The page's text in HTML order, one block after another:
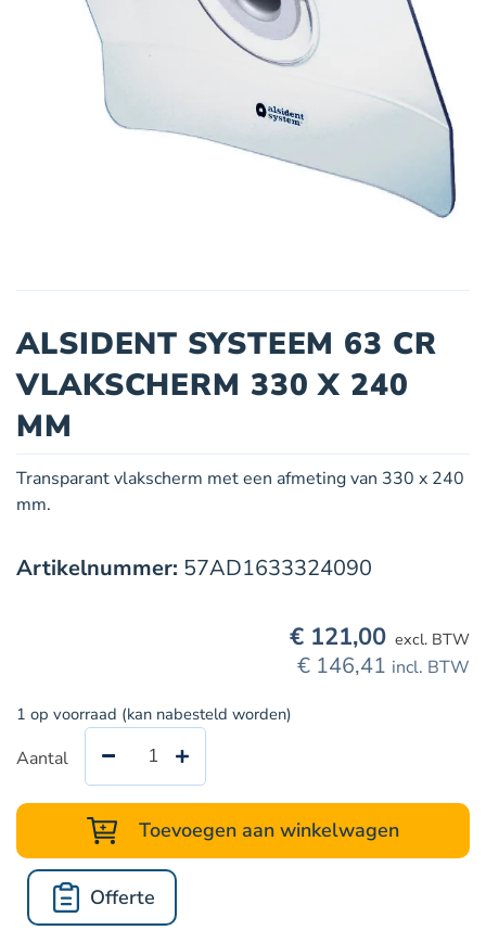
ALSIDENT SYSTEEM 63 CR
VLAKSCHERM 330 X 240
MM
Artikelnummer: 57AD1633324090
Transparant vlakscherm met een afmeting van 330 x 240
mm.
€ 146,41 incl. BTW
€ 121,00 excl. BTW
1 op voorraad (kan nabesteld worden)
Aantal
Alsident
systeem
63
CR
vlakscherm
330
x
Toevoegen aan winkelwagen
Offerte